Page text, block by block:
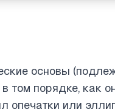
основы
том порядке, как
опечатки или